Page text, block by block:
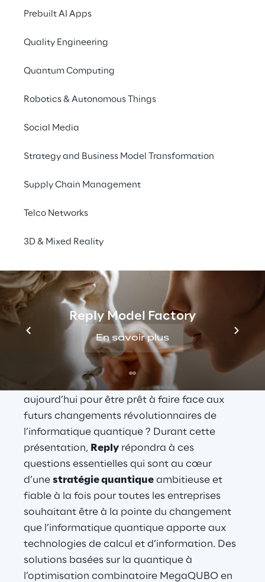
Prebuilt AI Apps
Quality Engineering
Quantum Computing
Robotics & Autonomous Things
Social Media
Strategy and Business Model Transformation
Supply Chain Management
Telco Networks
3D & Mixed Reality
Reply Model Factory
En savoir plus
dans son stand virtuel
des algorithmes quantiques
Reply !
« L’informatique quantique dans votre
entreprise aujourd’hui : feuille de route
23 mars à 12h20 CET
Comment pouvez-vous utiliser
l’informatique quantique
avec succès dans
votre entreprise aujourd’hui en dépit des
défis technologiques auxquels le matériel
quantique continue de faire face ? Dans
quel domaine pouvez-vous envisager des
avantages et des retours sur investissement
immédiats ? Dans quoi devez-vous investir
aujourd’hui pour être prêt à faire face aux
futurs changements révolutionnaires de
l’informatique quantique ? Durant cette
présentation, Reply répondra à ces
questions essentielles qui sont au cœur
d’une stratégie quantique ambitieuse et
fiable à la fois pour toutes les entreprises
souhaitant être à la pointe du changement
que l’informatique quantique apporte aux
technologies de calcul et d’information. Des
solutions basées sur la quantique à
l’optimisation combinatoire MegaQUBO en